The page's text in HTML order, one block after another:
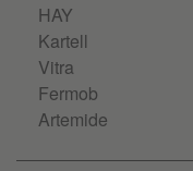
HAY
Kartell
Vitra
Fermob
Artemide